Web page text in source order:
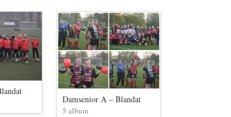
Damsenior A – Blandat
5 album